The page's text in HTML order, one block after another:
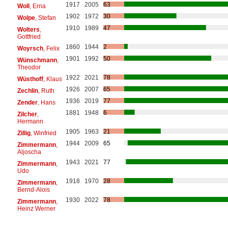
Woll, Erna 1917 2005
63
Wolpe, Stefan 1902 1972
30
Wolters
Gottfried
1910 1989 47
Woyrsch, Felix 1860 1944
2
Wünschmann,
Theodor
1901 1992 50
Wüsthoff, Klaus 1922 2021
78
Zechlin, Ruth 1926 2007
65
Zender, Hans 1936 2019
77
Zilcher,
Hermann
1881 1948 6
Zillig, Winfried 1905 1963
21
Zimmermann,
Aljoscha
1944 2009 65
Zimmermann,
Udo
1943 2021 77
Zimmermann,
Bernd-Alois
1918 1970 28
Zimmermann,
Heinz Werner
1930 2022 78